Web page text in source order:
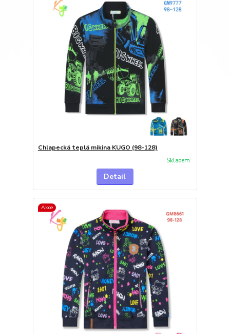
Chlapecká teplá mikina KUGO (98-128)
Skladem
Detail
Akce